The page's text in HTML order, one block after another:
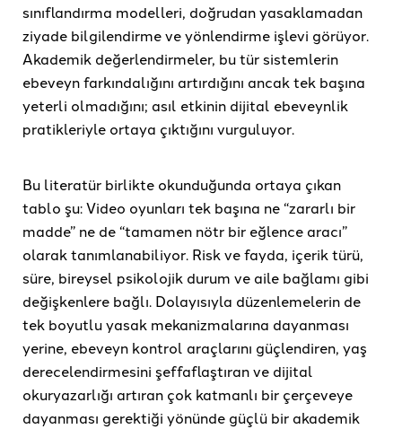
sınıflandırma modelleri, doğrudan yasaklamadan
ziyade bilgilendirme ve yönlendirme işlevi görüyor.
Akademik değerlendirmeler, bu tür sistemlerin
ebeveyn farkındalığını artırdığını ancak tek başına
yeterli olmadığını; asıl etkinin dijital ebeveynlik
pratikleriyle ortaya çıktığını vurguluyor.
Bu literatür birlikte okunduğunda ortaya çıkan
tablo şu: Video oyunları tek başına ne “zararlı bir
madde” ne de “tamamen nötr bir eğlence aracı”
olarak tanımlanabiliyor. Risk ve fayda, içerik türü,
süre, bireysel psikolojik durum ve aile bağlamı gibi
değişkenlere bağlı. Dolayısıyla düzenlemelerin de
tek boyutlu yasak mekanizmalarına dayanması
yerine, ebeveyn kontrol araçlarını güçlendiren, yaş
derecelendirmesini şeffaflaştıran ve dijital
okuryazarlığı artıran çok katmanlı bir çerçeveye
dayanması gerektiği yönünde güçlü bir akademik